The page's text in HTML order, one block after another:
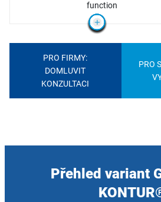
PRO FIRMY:
DOMLUVIT
KONZULTACI
PRO
Přehled variant